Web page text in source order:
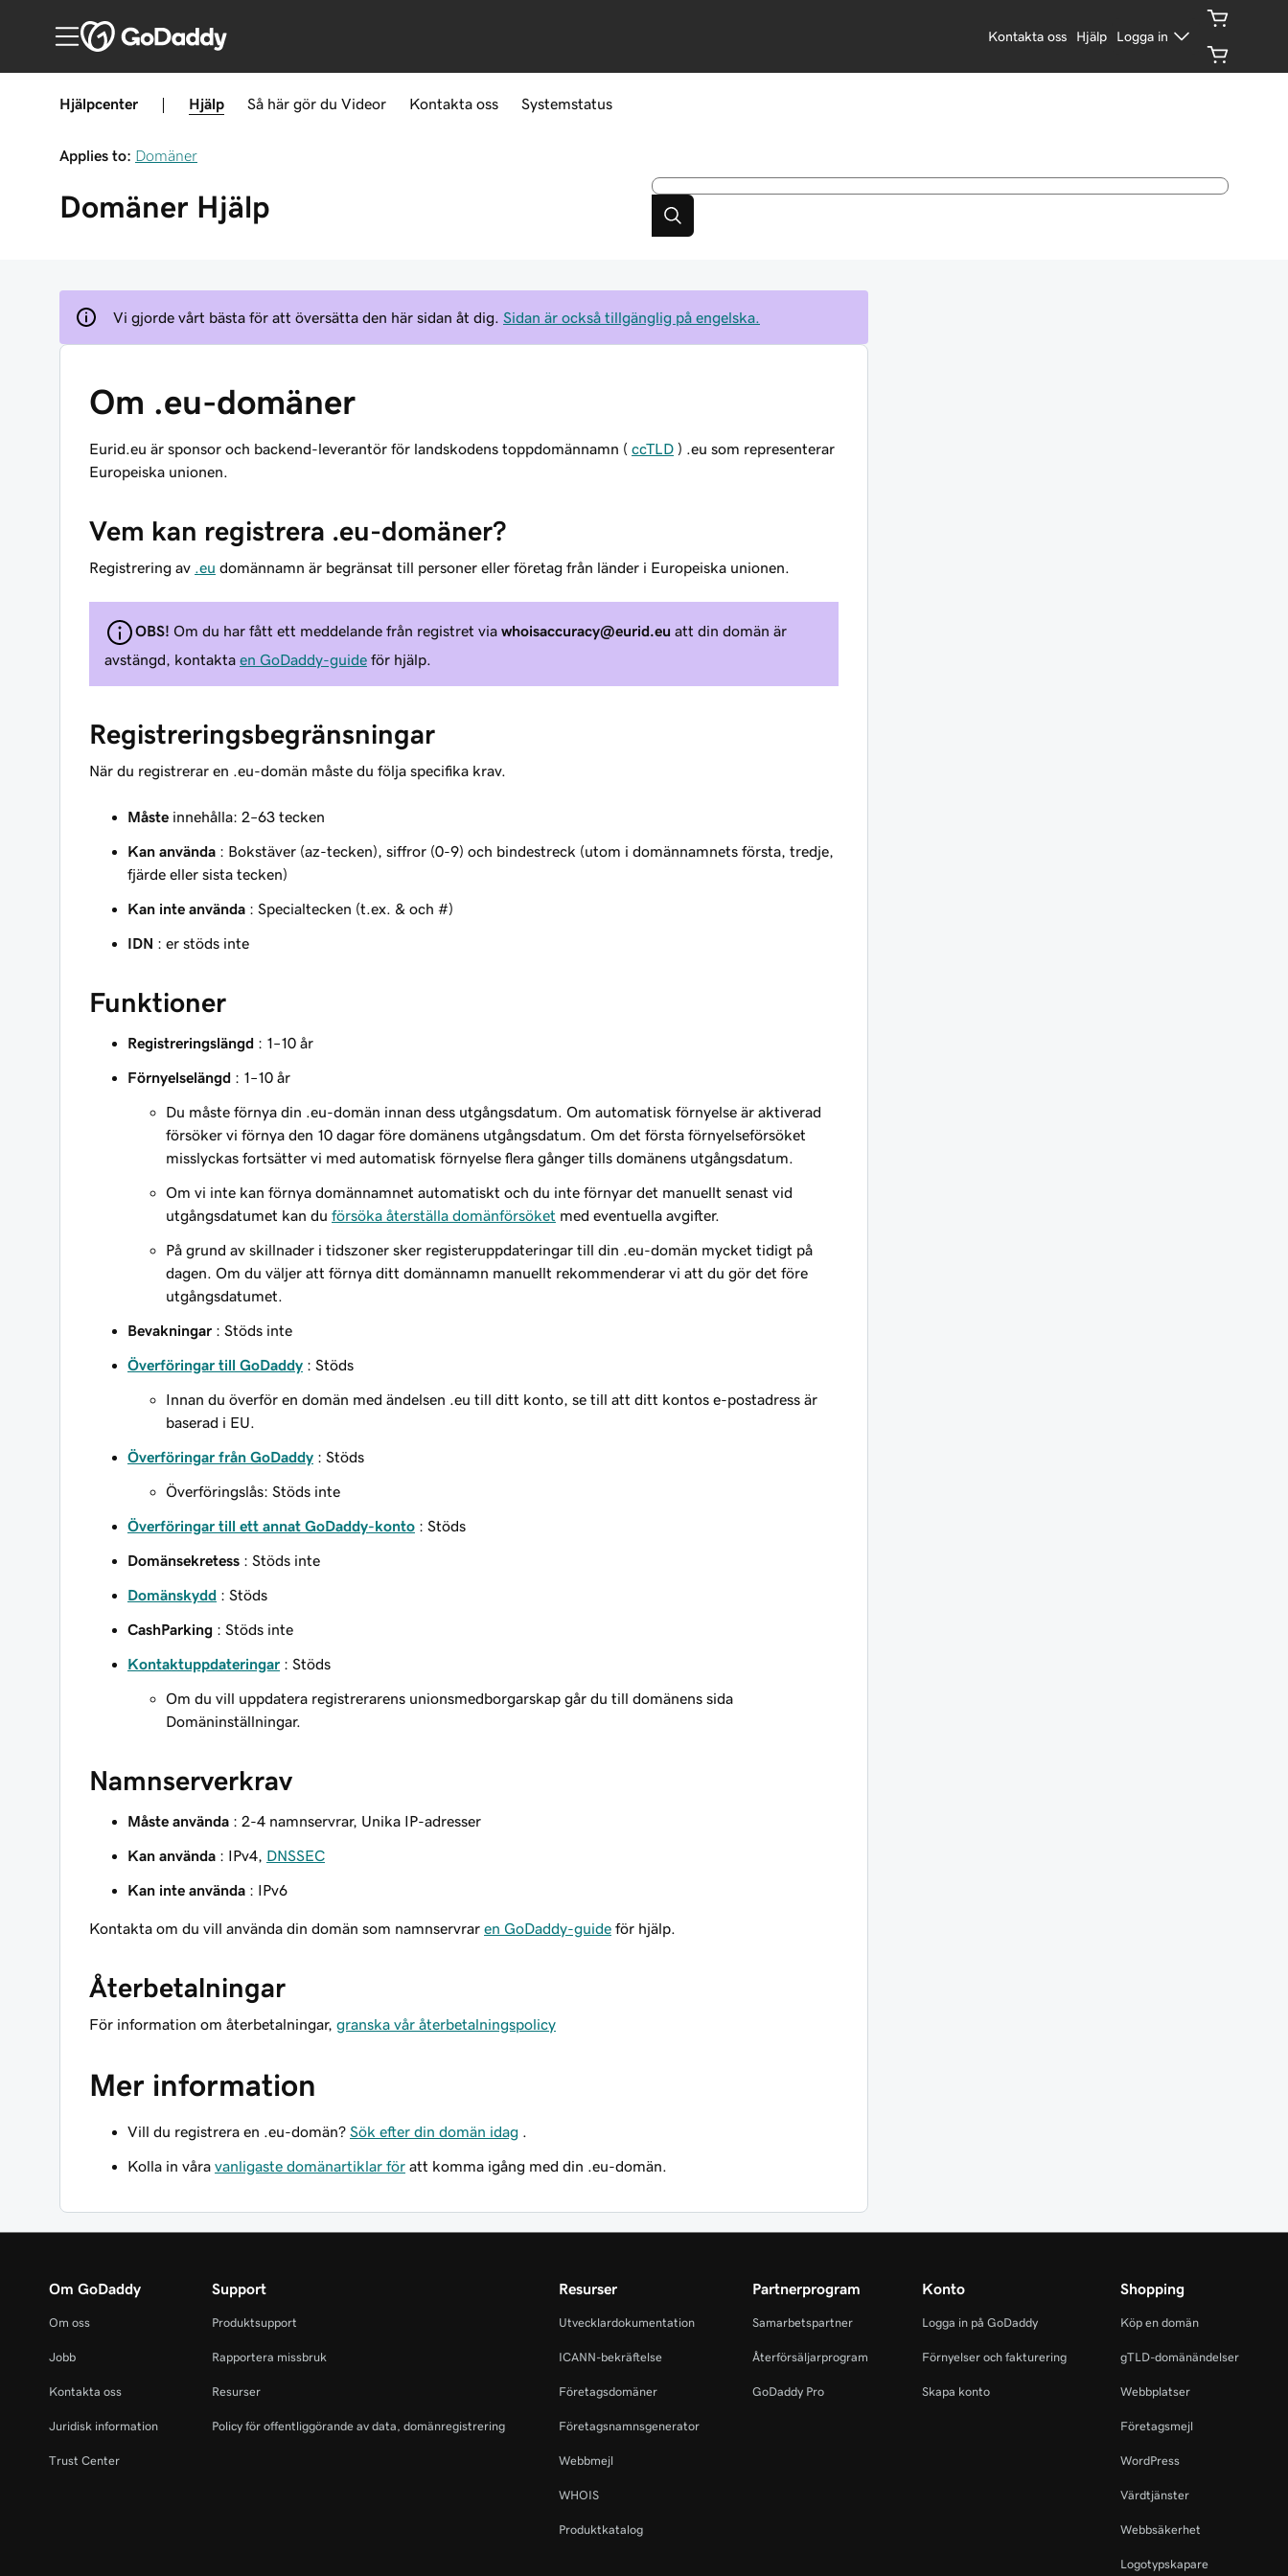
Kontakta oss Hjälp Logga in
Hjälpcenter Hjälp Så här gör du Videor Kontakta oss Systemstatus
Applies to: Domäner
Domäner Hjälp
Vi gjorde vårt bästa för att översätta den här sidan åt dig. Sidan är också tillgänglig på engelska.
Om .eu-domäner
Eurid.eu är sponsor och backend-leverantör för landskodens toppdomännamn ( ccTLD ) .eu som representerar
Europeiska unionen.
Vem kan registrera .eu-domäner?
Registrering av .eu domännamn är begränsat till personer eller företag från länder i Europeiska unionen.
OBS! Om du har fått ett meddelande från registret via whoisaccuracy@eurid.eu att din domän är
avstängd, kontakta en GoDaddy-guide för hjälp.
Registreringsbegränsningar
När du registrerar en .eu-domän måste du följa specifika krav.
Måste innehålla: 2–63 tecken
Kan använda : Bokstäver (az-tecken), siffror (0-9) och bindestreck (utom i domännamnets första, tredje,
fjärde eller sista tecken)
Kan inte använda : Specialtecken (t.ex. & och #)
IDN : er stöds inte
Funktioner
Registreringslängd : 1–10 år
Förnyelselängd : 1–10 år
Du måste förnya din .eu-domän innan dess utgångsdatum. Om automatisk förnyelse är aktiverad
försöker vi förnya den 10 dagar före domänens utgångsdatum. Om det första förnyelseförsöket
misslyckas fortsätter vi med automatisk förnyelse flera gånger tills domänens utgångsdatum.
Om vi inte kan förnya domännamnet automatiskt och du inte förnyar det manuellt senast vid
utgångsdatumet kan du försöka återställa domänförsöket med eventuella avgifter.
På grund av skillnader i tidszoner sker registeruppdateringar till din .eu-domän mycket tidigt på
dagen. Om du väljer att förnya ditt domännamn manuellt rekommenderar vi att du gör det före
utgångsdatumet.
Bevakningar : Stöds inte
Överföringar till GoDaddy : Stöds
Innan du överför en domän med ändelsen .eu till ditt konto, se till att ditt kontos e-postadress är
baserad i EU.
Överföringar från GoDaddy : Stöds
Överföringslås: Stöds inte
Överföringar till ett annat GoDaddy-konto : Stöds
Domänsekretess : Stöds inte
Domänskydd : Stöds
CashParking : Stöds inte
Kontaktuppdateringar : Stöds
Om du vill uppdatera registrerarens unionsmedborgarskap går du till domänens sida
Domäninställningar.
Namnserverkrav
Måste använda : 2-4 namnservrar, Unika IP-adresser
Kan använda : IPv4, DNSSEC
Kan inte använda : IPv6
Kontakta om du vill använda din domän som namnservrar en GoDaddy-guide för hjälp.
Återbetalningar
För information om återbetalningar, granska vår återbetalningspolicy
Mer information
Vill du registrera en .eu-domän? Sök efter din domän idag
Kolla in våra vanligaste domänartiklar för att komma igång med din .eu-domän.
Om GoDaddy
Om oss
Jobb
Kontakta oss
Juridisk information
Trust Center
Support
Produktsupport
Rapportera missbruk
Resurser
Policy för offentliggörande av data, domänregistrering
Resurser
Utvecklardokumentation
ICANN-bekräftelse
Företagsdomäner
Företagsnamnsgenerator
Webbmejl
WHOIS
Produktkatalog
Partnerprogram
Samarbetspartner
Återförsäljarprogram
GoDaddy Pro
Konto
Logga in på GoDaddy
Förnyelser och fakturering
Skapa konto
Shopping
Köp en domän
gTLD-domänändelser
Webbplatser
Företagsmejl
WordPress
Värdtjänster
Webbsäkerhet
Logotypskapare